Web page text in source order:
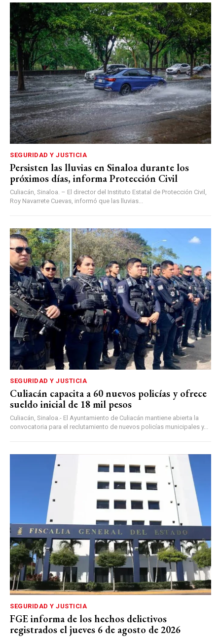
SEGURIDAD Y JUSTICIA
Persisten las lluvias en Sinaloa durante los
próximos días, informa Protección Civil
Culiacán, Sinaloa. – El director del Instituto Estatal de Protección Civil,
Roy Navarrete Cuevas, informó que las lluvias...
SEGURIDAD Y JUSTICIA
Culiacán capacita a 60 nuevos policías y ofrece
sueldo inicial de 18 mil pesos
Culiacán, Sinaloa.- El Ayuntamiento de Culiacán mantiene abierta la
convocatoria para el reclutamiento de nuevos policías municipales y...
SEGURIDAD Y JUSTICIA
FGE informa de los hechos delictivos
registrados el jueves 6 de agosto de 2026